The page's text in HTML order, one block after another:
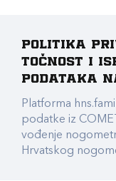
Politika
točnost i
podataka
Platforma
podatke iz
vođenje
Hrvatskog